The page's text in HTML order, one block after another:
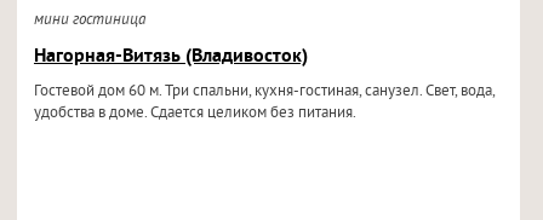
мини гостиница
Нагорная-Витязь (Владивосток)
Гостевой дом 60 м. Три спальни, кухня-гостиная, санузел. Свет, вода,
удобства в доме. Сдается целиком без питания.